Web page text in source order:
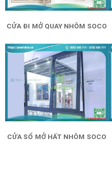
CỬA ĐI MỞ QUAY NHÔM SOCO
CỬA SỔ MỞ HẤT NHÔM SOCO